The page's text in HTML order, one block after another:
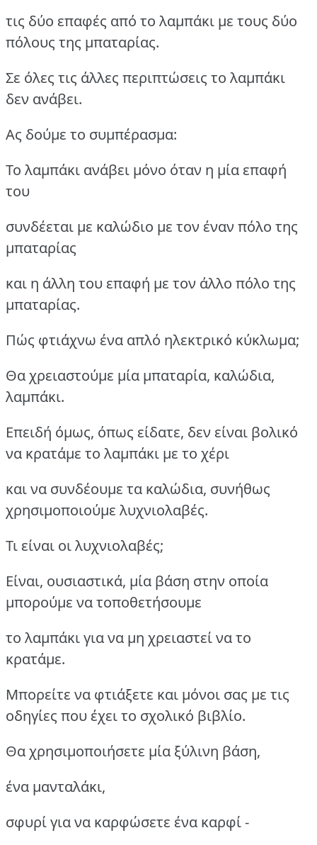
τις δύο επαφές από το λαμπάκι με τους δύο
πόλους της μπαταρίας.
Σε όλες τις άλλες περιπτώσεις το λαμπάκι
δεν ανάβει.
Ας δούμε το συμπέρασμα:
Το λαμπάκι ανάβει μόνο όταν η μία επαφή
του
συνδέεται με καλώδιο με τον έναν πόλο της
μπαταρίας
και η άλλη του επαφή με τον άλλο πόλο της
μπαταρίας.
Πώς φτιάχνω ένα απλό ηλεκτρικό κύκλωμα;
Θα χρειαστούμε μία μπαταρία, καλώδια,
λαμπάκι.
Επειδή όμως, όπως είδατε, δεν είναι βολικό
να κρατάμε το λαμπάκι με το χέρι
και να συνδέουμε τα καλώδια, συνήθως
χρησιμοποιούμε λυχνιολαβές.
Τι είναι οι λυχνιολαβές;
Είναι, ουσιαστικά, μία βάση στην οποία
μπορούμε να τοποθετήσουμε
το λαμπάκι για να μη χρειαστεί να το
κρατάμε.
Μπορείτε να φτιάξετε και μόνοι σας με τις
οδηγίες που έχει το σχολικό βιβλίο.
Θα χρησιμοποιήσετε μία ξύλινη βάση,
ένα μανταλάκι,
σφυρί για να καρφώσετε ένα καρφί -